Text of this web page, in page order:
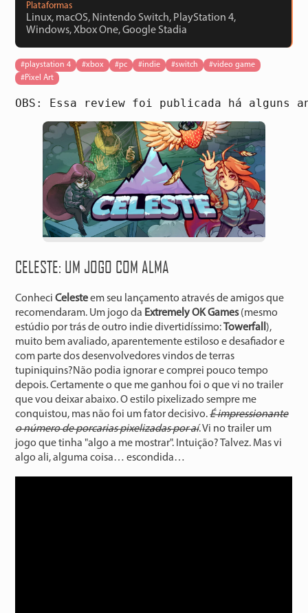
Plataformas
Linux, macOS, Nintendo Switch, PlayStation 4,
Windows, Xbox One, Google Stadia
#playstation 4 #xbox #pc #indie #switch
#video game
#Pixel Art
OBS: Essa review foi publicada há alguns
CELESTE: UM JOGO COM ALMA
ConheciCelesteem seu lançamento através de amigos que
recomendaram. Um jogo da Extremely OK Games(mesmo
estúdio por trás de outro indie divertidíssimo:Towerfall ),
muito bem avaliado, aparentemente estiloso e desafiador e
com parte dos desenvolvedores vindos de terras
tupiniquins?Não podia ignorar e comprei pouco tempo
depois. Certamente o que me ganhou foi o que vi no trailer
que vou deixar abaixo. O estilo pixelizado sempre me
conquistou, mas não foi um fator decisivo.É impressionante
o número de porcarias pixelizadas por aí. Vi no trailer um
jogo que tinha "algo a me mostrar". Intuição? Talvez. Mas vi
algo ali, alguma coisa… escondida…